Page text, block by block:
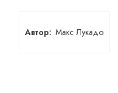
Макс Лукадо